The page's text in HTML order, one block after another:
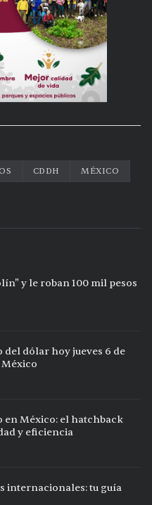
CDDH
MÉXICO
y le roban 100 mil pesos
del dólar hoy jueves 6 de
México
en México: el hatchback
y eficiencia
internacionales: tu guía